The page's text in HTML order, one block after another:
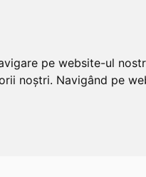
pe website-ul
noștri. Navigând pe